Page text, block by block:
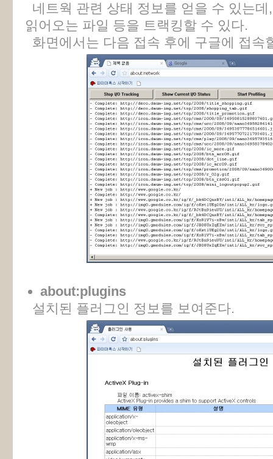
네트웍 관련 상태 정보를 얻을 수 있는
읽어오는 파일 등을 트랙킹할 수 있다.
화면에서는 다음 접속 후에 구글에 접속
about:plugins
설치된 플러그인 정보를 보여준다.